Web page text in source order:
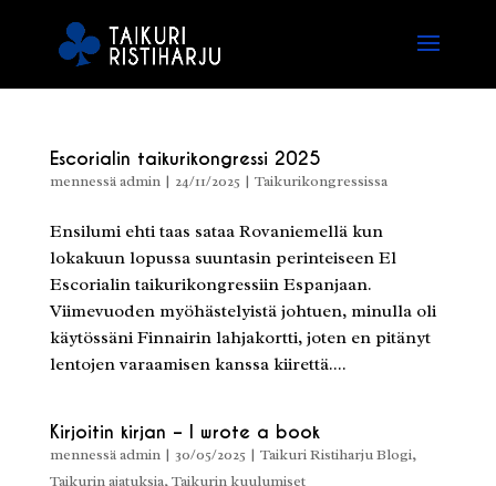
Escorialin taikurikongressi 2025
mennessäadmin| 24/11/2025 | Taikurikongressissa
Ensilumi ehti taas sataa Rovaniemellä kun
lokakuun lopussa suuntasin perinteiseen El
Escorialin taikurikongressiin Espanjaan.
Viimevuoden myöhästelyistä johtuen, minulla oli
käytössäni Finnairin lahjakortti, joten en pitänyt
lentojen varaamisen kanssa kiirettä....
Kirjoitin kirjan – I wrote a book
mennessäadmin| 30/05/2025 | Taikuri Ristiharju Blogi,
Taikurin ajatuksia,Taikurin kuulumiset